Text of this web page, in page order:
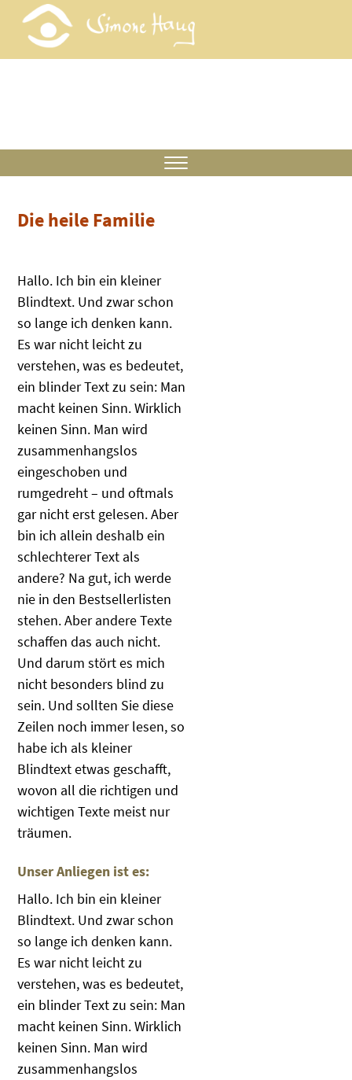
Die heile Familie
Hallo. Ich bin ein kleiner
Blindtext. Und zwar schon
so lange ich denken kann.
Es war nicht leicht zu
verstehen, was es bedeutet,
ein blinder Text zu sein: Man
macht keinen Sinn. Wirklich
keinen Sinn. Man wird
zusammenhangslos
eingeschoben und
rumgedreht – und oftmals
gar nicht erst gelesen. Aber
bin ich allein deshalb ein
schlechterer Text als
andere? Na gut, ich werde
nie in den Bestsellerlisten
stehen. Aber andere Texte
schaffen das auch nicht.
Und darum stört es mich
nicht besonders blind zu
sein. Und sollten Sie diese
Zeilen noch immer lesen, so
habe ich als kleiner
Blindtext etwas geschafft,
wovon all die richtigen und
wichtigen Texte meist nur
träumen.
Unser Anliegen ist es:
Hallo. Ich bin ein kleiner
Blindtext. Und zwar schon
so lange ich denken kann.
Es war nicht leicht zu
verstehen, was es bedeutet,
ein blinder Text zu sein: Man
macht keinen Sinn. Wirklich
keinen Sinn. Man wird
zusammenhangslos